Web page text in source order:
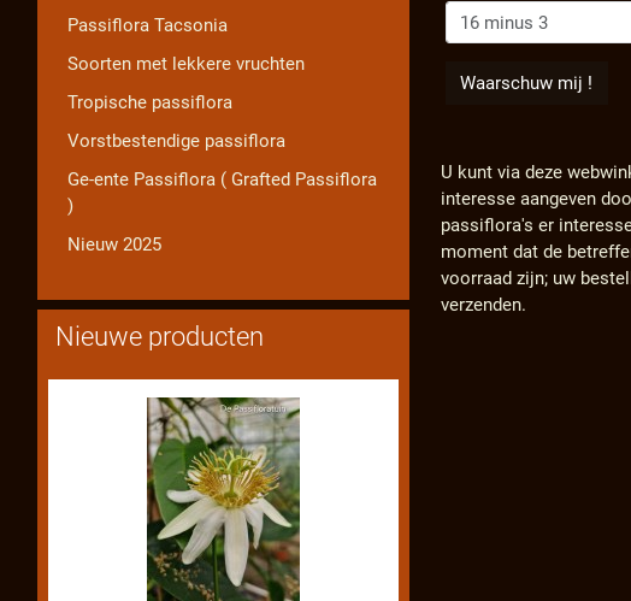
U kunt via deze
interesse aangeven
passiflora's er
moment dat de
voorraad zijn; uw
verzenden.
Passiflora Tacsonia
Soorten met lekkere vruchten
Tropische passiflora
Vorstbestendige passiflora
Ge-ente Passiflora ( Grafted Passiflora
)
Nieuw 2025
Nieuwe producten